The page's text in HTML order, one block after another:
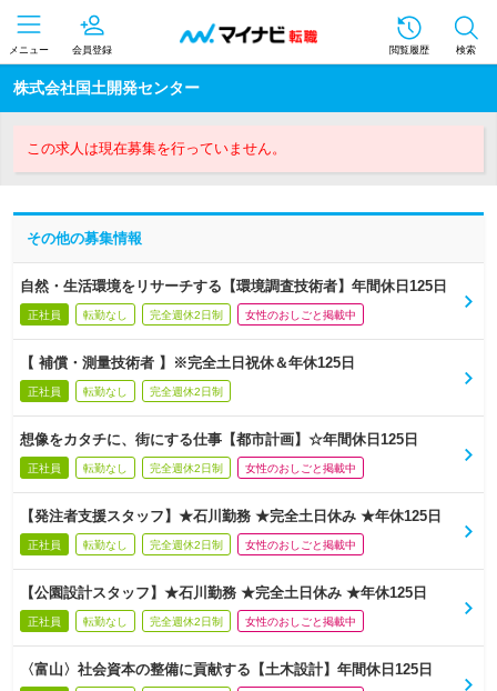
メニュー 会員登録 閲覧履歴 検索
株式会社国土開発センター
この求人は現在募集を行っていません。
その他の募集情報
自然・生活環境をリサーチする【環境調査技術者】年間休日125日
正社員 転勤なし 完全週休2日制 女性のおしごと掲載中
【 補償・測量技術者 】※完全土日祝休＆年休125日
正社員 転勤なし 完全週休2日制
想像をカタチに、街にする仕事【都市計画】☆年間休日125日
正社員 転勤なし 完全週休2日制 女性のおしごと掲載中
【発注者支援スタッフ】★石川勤務 ★完全土日休み ★年休125日
正社員 転勤なし 完全週休2日制 女性のおしごと掲載中
【公園設計スタッフ】★石川勤務 ★完全土日休み ★年休125日
正社員 転勤なし 完全週休2日制 女性のおしごと掲載中
〈富山〉社会資本の整備に貢献する【土木設計】年間休日125日